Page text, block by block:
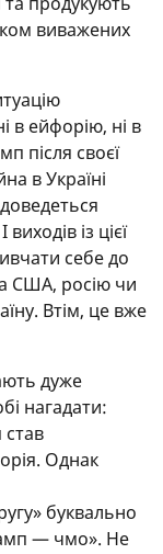
виважених
в ейфорію, ні в
після своєї
в Україні
із цієї
себе до
США, росію чи
Втім, це вже
дуже
нагадати:
Однак
буквально
— чмо». Не